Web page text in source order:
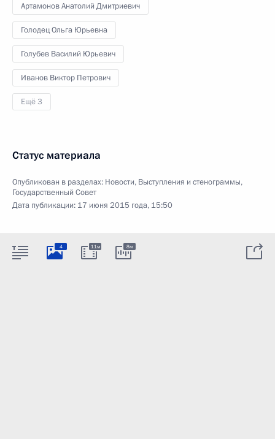
Артамонов Анатолий Дмитриевич
Голодец Ольга Юрьевна
Голубев Василий Юрьевич
Иванов Виктор Петрович
Ещё 3
Статус материала
Опубликован в разделах: Новости, Выступления и стенограммы,
Государственный Совет
Дата публикации: 17 июня 2015 года, 15:50
4 11м 8м